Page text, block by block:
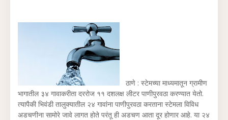
ठाणे : स्टेमच्या माध्यमातून ग्रामीण
भागातील ३४ गावाकरीता दररोज ११ दशलक्ष लीटर पाणीपुरवठा करण्यात येतो.
त्यापैकी भिवंडी तालुक्यातील २४ गावांना पाणीपुरवठा करताना स्टेमला विविध
अडचणीना सामोरे जावे लागत होते परंतू ही अडचण आता दूर होणार आहे. या २४